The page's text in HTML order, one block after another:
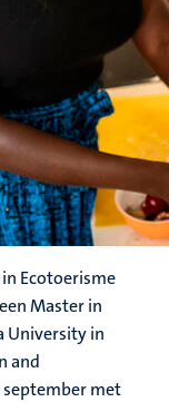
Ecotoerisme
Master in
University in
and
september met